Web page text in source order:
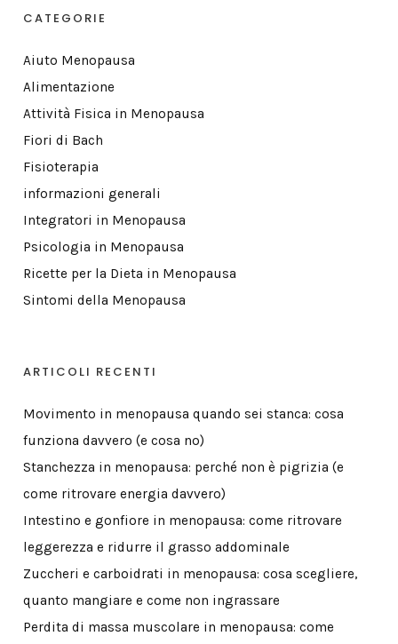
CATEGORIE
Aiuto Menopausa
Alimentazione
Attività Fisica in Menopausa
Fiori di Bach
Fisioterapia
informazioni generali
Integratori in Menopausa
Psicologia in Menopausa
Ricette per la Dieta in Menopausa
Sintomi della Menopausa
ARTICOLI RECENTI
Movimento in menopausa quando sei stanca: cosa
funziona davvero (e cosa no)
Stanchezza in menopausa: perché non è pigrizia (e
come ritrovare energia davvero)
Intestino e gonfiore in menopausa: come ritrovare
leggerezza e ridurre il grasso addominale
Zuccheri e carboidrati in menopausa: cosa scegliere,
quanto mangiare e come non ingrassare
Perdita di massa muscolare in menopausa: come